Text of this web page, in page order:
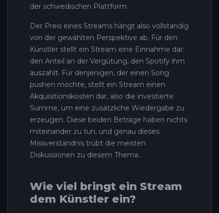
der schwedischen Plattform.
Der Preis eines Streams hängt also vollständig
von der gewählten Perspektive ab. Für den
Künstler stellt ein Stream eine Einnahme dar:
den Anteil an der Vergütung, den Spotify ihm
auszahlt. Für denjenigen, der einen Song
pushen möchte, stellt ein Stream einen
Akquisitionskosten dar, also die investierte
Summe, um eine zusätzliche Wiedergabe zu
erzeugen. Diese beiden Beträge haben nichts
miteinander zu tun, und genau dieses
Missverständnis trübt die meisten
Diskussionen zu diesem Thema.
Wie viel bringt ein Stream
dem Künstler ein?